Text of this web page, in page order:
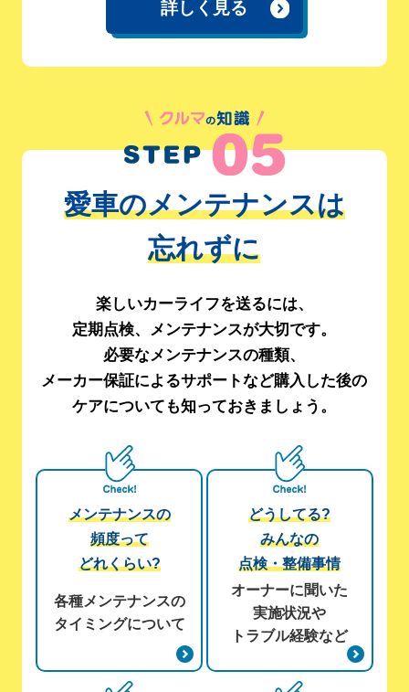
詳しく見る
愛車のメンテナンスは
忘れずに
楽しいカーライフを送るには、
定期点検、メンテナンスが大切です。
必要なメンテナンスの種類、
メーカー保証によるサポートなど購入した後の
ケアについても知っておきましょう。
メンテナンスの
頻度って
どれくらい?
各種メンテナンスの
タイミングについて
どうしてる?
みんなの
点検・整備事情
オーナーに聞いた
実施状況や
トラブル経験など